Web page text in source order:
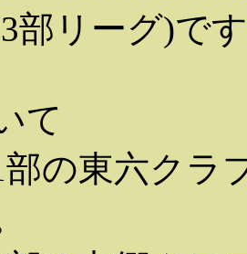
部リーグ)で
て
部の東六ク